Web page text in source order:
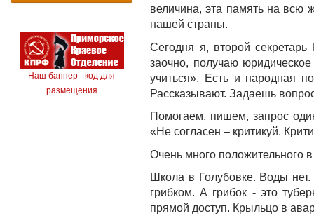
Наш баннер - код для
размещения
величина, эта память на всю
нашей страны.
Сегодня я, второй
заочно, получаю
учиться». Есть и народная
Рассказывают. Задаешь
Помогаем, пишем, запрос
«Не согласен – критикуй.
Очень много положительного
Школа в Голубовке. Воды
грибком. А грибок - это
прямой доступ. Крыльцо в